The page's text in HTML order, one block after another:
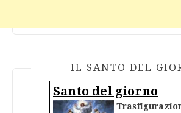
IL SANTO DEL
Santo del giorno